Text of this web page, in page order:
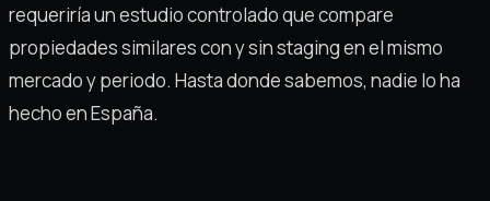
requeriría un estudio controlado que compare
propiedades similares con y sin staging en el mismo
mercado y periodo. Hasta donde sabemos, nadie lo ha
hecho en España.